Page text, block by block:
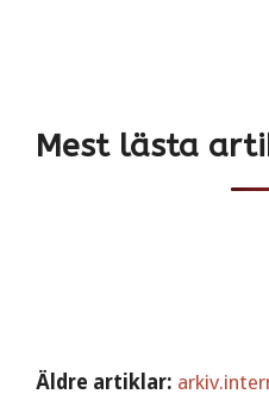
Mest lästa
Äldre artiklar: